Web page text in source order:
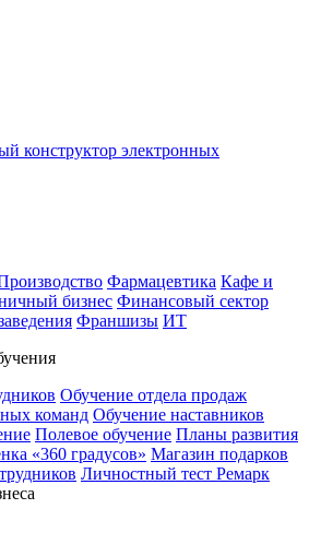
конструктор электронных
Фармацевтика Кафе и
бизнес Финансовый сектор
Франшизы ИТ
Обучение отдела продаж
команд Обучение наставников
Полевое обучение Планы развития
«360 градусов» Магазин подарков
Личностный тест Ремарк